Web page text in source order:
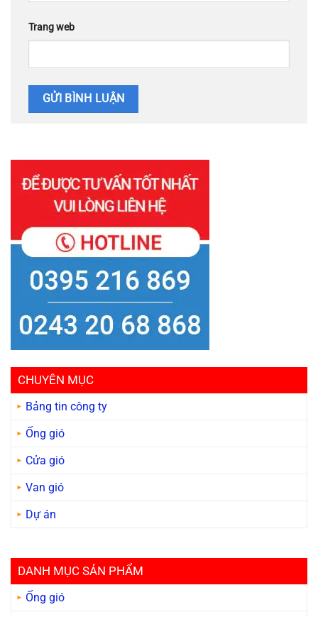
Trang web
CHUYÊN MỤC
Bảng tin công ty
Ống gió
Cửa gió
Van gió
Dự án
DANH MỤC SẢN PHẨM
Ống gió